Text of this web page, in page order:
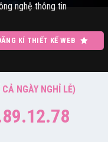
nghệ thông tin
KÍ THIẾT KẾ WEB
NGÀY NGHỈ LỄ)